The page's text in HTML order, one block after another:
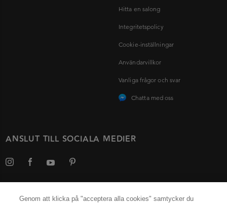
Hitta en salong
Integritetspolicy
Cookie-inställningar
Användarvillkor
Vanliga frågor och svar
Chatta med oss
ANSLUT TILL SOCIALA MEDIER
Genom att klicka på "acceptera alla cookies" samtycker du